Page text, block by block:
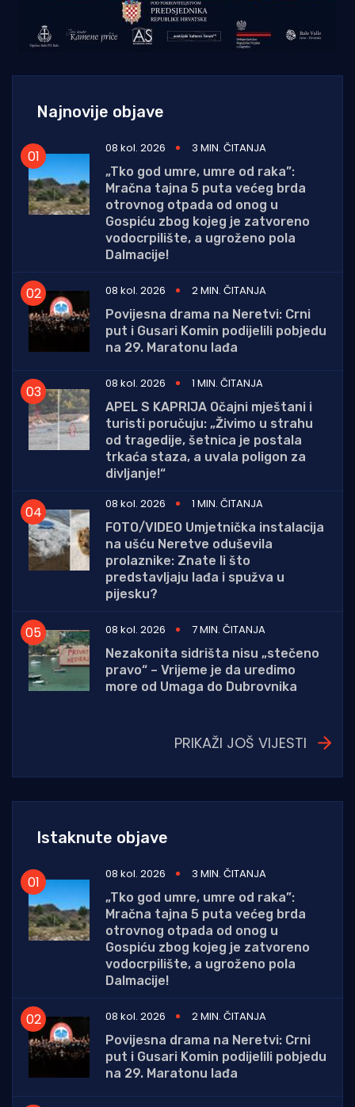
Najnovije objave
08 kol. 2026
3 MIN. ČITANJA
„Tko god umre, umre od raka”:
Mračna tajna 5 puta većeg brda
otrovnog otpada od onog u
Gospiću zbog kojeg je zatvoreno
vodocrpilište, a ugroženo pola
Dalmacije!
08 kol. 2026
2 MIN. ČITANJA
Povijesna drama na Neretvi: Crni
put i Gusari Komin podijelili pobjedu
na 29. Maratonu lađa
08 kol. 2026
1 MIN. ČITANJA
APEL S KAPRIJA Očajni mještani i
turisti poručuju: „Živimo u strahu
od tragedije, šetnica je postala
trkaća staza, a uvala poligon za
divljanje!“
08 kol. 2026
1 MIN. ČITANJA
FOTO/VIDEO Umjetnička instalacija
na ušću Neretve oduševila
prolaznike: Znate li što
predstavljaju lađa i spužva u
pijesku?
08 kol. 2026
7 MIN. ČITANJA
Nezakonita sidrišta nisu „stečeno
pravo“ – Vrijeme je da uredimo
more od Umaga do Dubrovnika
PRIKAŽI JOŠ VIJESTI
Istaknute objave
08 kol. 2026
3 MIN. ČITANJA
„Tko god umre, umre od raka”:
Mračna tajna 5 puta većeg brda
otrovnog otpada od onog u
Gospiću zbog kojeg je zatvoreno
vodocrpilište, a ugroženo pola
Dalmacije!
08 kol. 2026
2 MIN. ČITANJA
Povijesna drama na Neretvi: Crni
put i Gusari Komin podijelili pobjedu
na 29. Maratonu lađa